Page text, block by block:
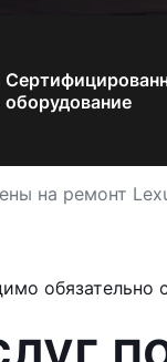
оборудование
на ремонт
обязательно